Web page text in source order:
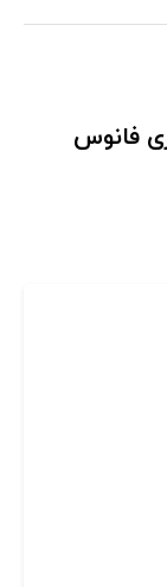
فانوس